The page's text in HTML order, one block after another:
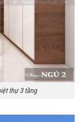
thự 3 tầng